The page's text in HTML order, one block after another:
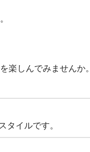
楽しんでみませんか。
タイルです。